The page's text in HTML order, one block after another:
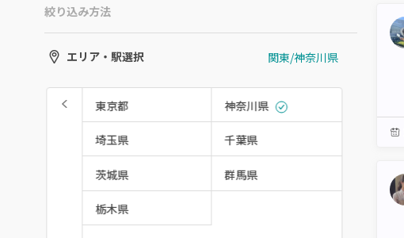
絞り込み方法
エリア・駅選択 関東/神奈川県
東京都 神奈川県
埼玉県 千葉県
茨城県 群馬県
栃木県